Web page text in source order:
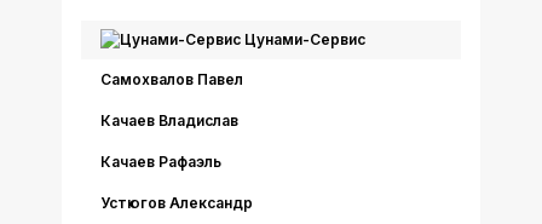
Цунами-Сервис
Самохвалов Павел
Качаев Владислав
Качаев Рафаэль
Устюгов Александр